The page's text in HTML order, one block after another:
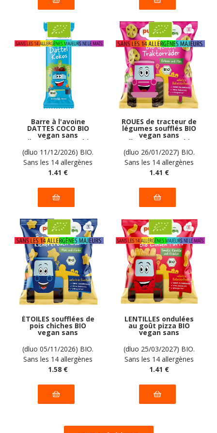
Barre à l'avoine
DATTES COCO BIO
vegan sans
allergènes Pumpkin
Organics : 20
grammes
(dluo 11/12/2026) BIO.
Sans les 14 allergènes
majeurs
1.41 €
ROUES de tracteur de
légumes soufflés BIO
vegan sans
allergènes Pumpkin
Organics : 20
grammes
(dluo 26/01/2027) BIO.
Sans les 14 allergènes
majeurs.
1.41 €
ÉTOILES soufflées de
pois chiches BIO
vegan sans
allergènes Pumpkin
Organics : 20
grammes
(dluo 05/11/2026) BIO.
Sans les 14 allergènes
majeurs.
1.58 €
LENTILLES ondulées
au goût pizza BIO
vegan sans
allergènes Pumpkin
Organics : 20
grammes
(dluo 25/03/2027) BIO.
Sans les 14 allergènes
majeurs
1.41 €